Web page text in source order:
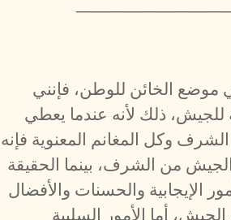
موضع الخائن للوطن، فإنني
للجيش، ذلك لأنه عندما يعطي
وكل المغانم المعنوية فإنه
من الشرف، بينما الحقيقة
الإيجابية والحسنات والأفضال
أما الأمور السلبية